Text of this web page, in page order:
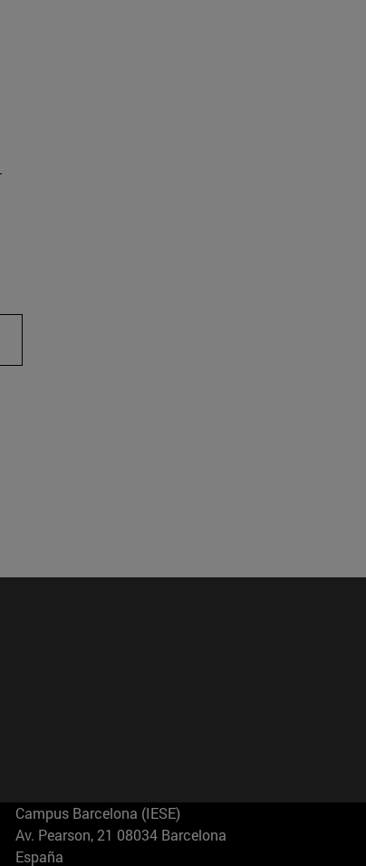
desplazarse.
Campus Barcelona (IESE)
Av. Pearson, 21 08034 Barcelona
España